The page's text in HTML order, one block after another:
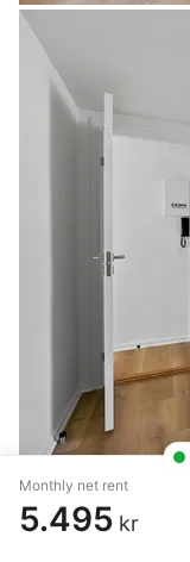
Monthly net rent
5.495 kr